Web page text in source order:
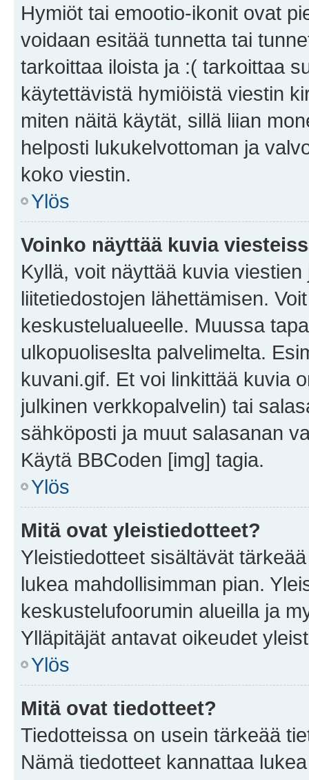
Hymiöt tai emootio-ikonit ovat
voidaan esitää tunnetta tai
tarkoittaa iloista ja :( tarkoittaa
käytettävistä hymiöistä viestin
miten näitä käytät, sillä liian
helposti lukukelvottoman ja
koko viestin.
Ylös
Voinko näyttää kuvia
Kyllä, voit näyttää kuvia
liitetiedostojen lähettämisen.
keskustelualueelle. Muussa
ulkopuoliseslta palvelimelta.
kuvani.gif. Et voi linkittää kuvia
julkinen verkkopalvelin) tai
sähköposti ja muut salasanan
Käytä BBCoden [img] tagia.
Ylös
Mitä ovat yleistiedotteet?
Yleistiedotteet sisältävät
lukea mahdollisimman pian.
keskustelufoorumin alueilla ja
Ylläpitäjät antavat oikeudet
Ylös
Mitä ovat tiedotteet?
Tiedotteissa on usein tärkeää
Nämä tiedotteet kannattaa